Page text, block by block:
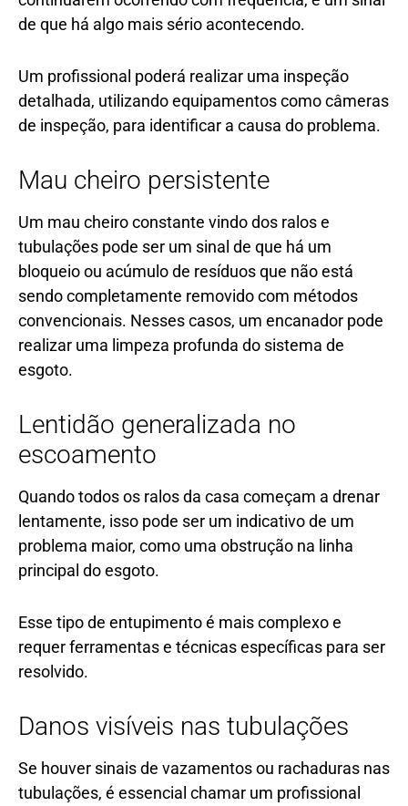
de que há algo mais sério acontecendo.
Um profissional poderá realizar uma inspeção
detalhada, utilizando equipamentos como câmeras
de inspeção, para identificar a causa do problema.
Mau cheiro persistente
Um mau cheiro constante vindo dos ralos e
tubulações pode ser um sinal de que há um
bloqueio ou acúmulo de resíduos que não está
sendo completamente removido com métodos
convencionais. Nesses casos, um encanador pode
realizar uma limpeza profunda do sistema de
esgoto.
Lentidão generalizada no
escoamento
Quando todos os ralos da casa começam a drenar
lentamente, isso pode ser um indicativo de um
problema maior, como uma obstrução na linha
principal do esgoto.
Esse tipo de entupimento é mais complexo e
requer ferramentas e técnicas específicas para ser
resolvido.
Danos visíveis nas tubulações
Se houver sinais de vazamentos ou rachaduras nas
tubulações, é essencial chamar um profissional